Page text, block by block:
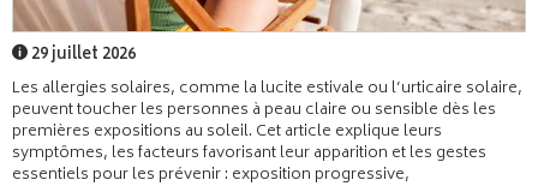
29 juillet 2026
Les allergies solaires, comme la lucite estivale ou l’urticaire solaire,
peuvent toucher les personnes à peau claire ou sensible dès les
premières expositions au soleil. Cet article explique leurs
symptômes, les facteurs favorisant leur apparition et les gestes
essentiels pour les prévenir : exposition progressive,